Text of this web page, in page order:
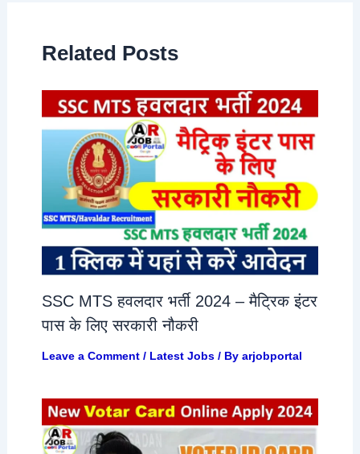
Related Posts
SSC MTS हवलदार भर्ती 2024 – मैट्रिक इंटर
पास के लिए सरकारी नौकरी
Leave a Comment / Latest Jobs/ By arjobportal